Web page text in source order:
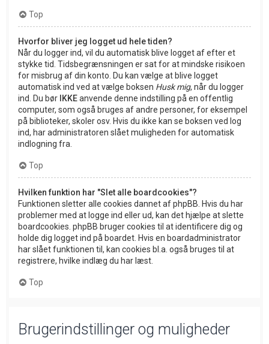
Top
Hvorfor bliver jeg logget ud hele tiden?
Når du logger ind, vil du automatisk blive logget af efter et
stykke tid. Tidsbegrænsningen er sat for at mindske risikoen
for misbrug af din konto. Du kan vælge at blive logget
automatisk ind ved at vælge boksen Husk mig, når du logger
ind. Du bør IKKEanvende denne indstilling på en offentlig
computer, som også bruges af andre personer, for eksempel
på biblioteker, skoler osv. Hvis du ikke kan se boksen ved log
ind, har administratoren slået muligheden for automatisk
indlogning fra.
Top
Hvilken funktion har "Slet alle boardcookies"?
Funktionen sletter alle cookies dannet af phpBB. Hvis du har
problemer med at logge ind eller ud, kan det hjælpe at slette
boardcookies. phpBB bruger cookies til at identificere dig og
holde dig logget ind på boardet. Hvis en boardadministrator
har slået funktionen til, kan cookies bl.a. også bruges til at
registrere, hvilke indlæg du har læst.
Top
Brugerindstillinger og muligheder